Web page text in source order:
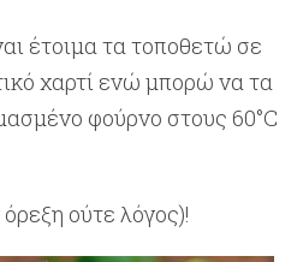
έτοιμα τα τοποθετώ σε
χαρτί ενώ μπορώ να τα
φούρνο στους 60°C
ούτε λόγος)!